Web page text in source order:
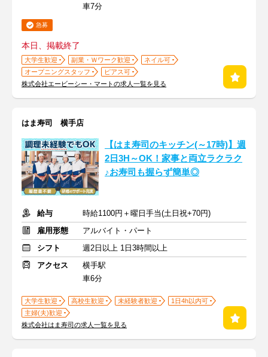
車7分
急募
本日、掲載終了
大学生歓迎 副業・Ｗワーク歓迎
ネイル可
オープニングスタッフ
ピアス可
株式会社エービーシー・マートの求人一覧を見る
はま寿司 横手店
【はま寿司のキッチン(～17時)】週
2日3H～OK！家事と両立ラクラク
♪お寿司も握らず簡単◎
給与
時給1100円＋曜日手当(土日祝+70円)
雇用形態
アルバイト・パート
シフト
週2日以上 1日3時間以上
アクセス
横手駅
車6分
大学生歓迎 高校生歓迎 未経験者歓迎
1日4h以内可
主婦(夫)歓迎
株式会社はま寿司の求人一覧を見る